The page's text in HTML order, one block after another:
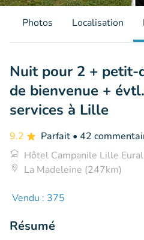
Photos Localisation
Nuit pour 2 + petit-
de bienvenue +
services à Lille
9.2 Parfait • 42
Hôtel Campanile Lille
La Madeleine (247km)
Vendu : 375
Résumé